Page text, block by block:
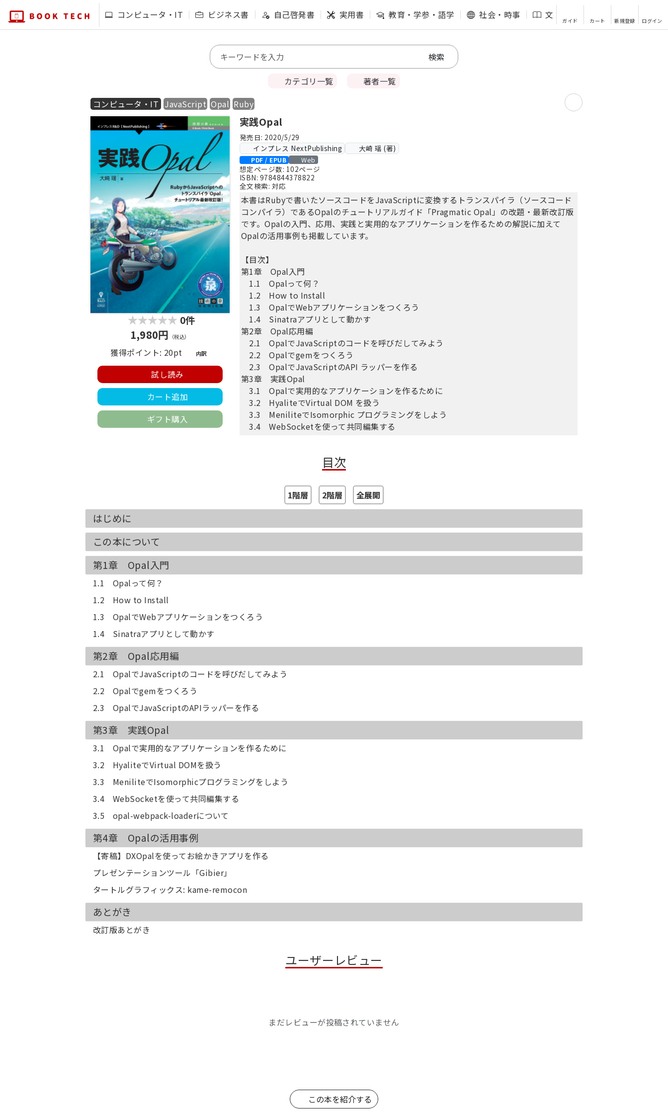
コンピュータ・IT ビジネス書 自己啓発書 実用書 教育・学参・語学 社会・時事 文芸・エッセイ
ガイド カート 新規登録 ログイン
カテゴリ一覧
著者一覧
コンピュータ・IT JavaScript Opal Ruby
0件
1,980円 （税込）
獲得ポイント: 20pt 内訳
試し読み
カート追加
ギフト購入
実践Opal
発売日: 2020/5/29
インプレス NextPublishing
大崎 瑶 (著)
PDF / EPUB Web
想定ページ数: 102ページ
ISBN: 9784844378822
全文検索: 対応
本書はRubyで書いたソースコードをJavaScriptに変換するトランスパイラ（ソースコード
コンパイラ）であるOpalのチュートリアルガイド「Pragmatic Opal」の改題・最新改訂版
です。Opalの入門、応用、実践と実用的なアプリケーションを作るための解説に加えて
Opalの活用事例も掲載しています。
【目次】
第1章 Opal入門
1.1 Opalって何？
1.2 How to Install
1.3 OpalでWebアプリケーションをつくろう
1.4 Sinatraアプリとして動かす
第2章 Opal応用編
2.1 OpalでJavaScriptのコードを呼びだしてみよう
2.2 Opalでgemをつくろう
2.3 OpalでJavaScriptのAPI ラッパーを作る
第3章 実践Opal
3.1 Opalで実用的なアプリケーションを作るために
3.2 HyaliteでVirtual DOM を扱う
3.3 MeniliteでIsomorphic プログラミングをしよう
3.4 WebSocketを使って共同編集する
【寄稿】DXOpal を使ってお絵かきアプリを作る
プレゼンテーションツール「Gibier」
タートルグラフィックス: kame-remocon
目次
1階層 2階層 全展開
はじめに
この本について
第1章 Opal入門
1.1 Opalって何？
1.2 How to Install
1.3 OpalでWebアプリケーションをつくろう
1.4 Sinatraアプリとして動かす
第2章 Opal応用編
2.1 OpalでJavaScriptのコードを呼びだしてみよう
2.2 Opalでgemをつくろう
2.3 OpalでJavaScriptのAPIラッパーを作る
第3章 実践Opal
3.1 Opalで実用的なアプリケーションを作るために
3.2 HyaliteでVirtual DOMを扱う
3.3 MeniliteでIsomorphicプログラミングをしよう
3.4 WebSocketを使って共同編集する
3.5 opal-webpack-loaderについて
第4章 Opalの活用事例
【寄稿】DXOpalを使ってお絵かきアプリを作る
プレゼンテーションツール「Gibier」
タートルグラフィックス: kame-remocon
あとがき
改訂版あとがき
ユーザーレビュー
まだレビューが投稿されていません
この本を紹介する